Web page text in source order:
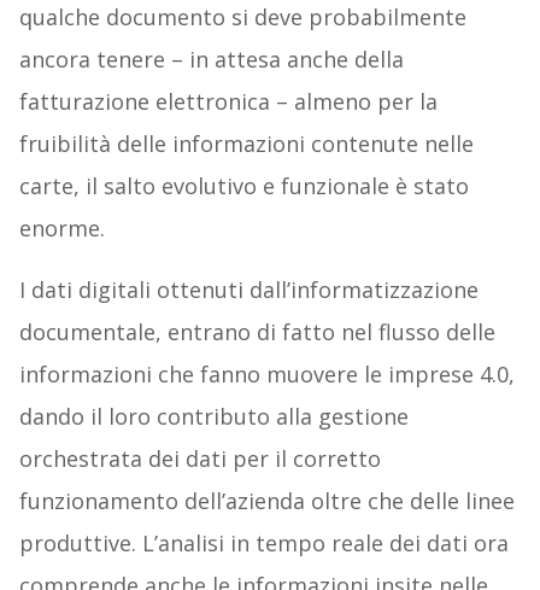
qualche documento si deve probabilmente
ancora tenere – in attesa anche della
fatturazione elettronica – almeno per la
fruibilità delle informazioni contenute nelle
carte, il salto evolutivo e funzionale è stato
enorme.
I dati digitali ottenuti dall’informatizzazione
documentale, entrano di fatto nel flusso delle
informazioni che fanno muovere le imprese 4.0,
dando il loro contributo alla gestione
orchestrata dei dati per il corretto
funzionamento dell’azienda oltre che delle linee
produttive. L’analisi in tempo reale dei dati ora